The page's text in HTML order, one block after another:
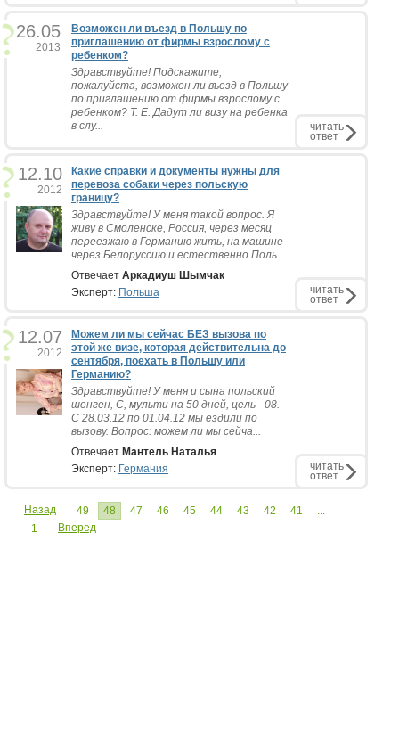
26.05
2013
Возможен ли въезд в Польшу по
приглашению от фирмы взрослому с
ребенком?
Здравствуйте! Подскажите,
пожалуйста, возможен ли въезд в Польшу
по приглашению от фирмы взрослому с
ребенком? Т. Е. Дадут ли визу на ребенка
в слу...
читать
ответ
12.10
2012
Какие справки и документы нужны для
перевоза собаки через польскую
границу?
Здравствуйте! У меня такой вопрос. Я
живу в Смоленске, Россия, через месяц
переезжаю в Германию жить, на машине
через Белоруссию и естественно Поль...
Отвечает Аркадиуш Шымчак
Эксперт: Польша читать
ответ
12.07
2012
Можем ли мы сейчас БЕЗ вызова по
этой же визе, которая действительна до
сентября, поехать в Польшу или
Германию?
Здравствуйте! У меня и сына польский
шенген, С, мульти на 50 дней, цель - 08.
С 28.03.12 по 01.04.12 мы ездили по
вызову. Вопрос: можем ли мы сейча...
Отвечает Мантель Наталья
Эксперт: Германия читать
ответ
Назад 49 48 47 46 45 44 43 42 41
...
1
Вперед